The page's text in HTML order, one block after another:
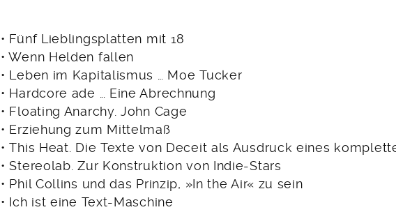
• Fünf Lieblingsplatten mit 18
• Wenn Helden fallen
• Leben im Kapitalismus … Moe Tucker
• Hardcore ade … Eine Abrechnung
• Floating Anarchy. John Cage
• Erziehung zum Mittelmaß
• This Heat. Die Texte von Deceit als Ausdruck eines
• Stereolab. Zur Konstruktion von Indie-Stars
• Phil Collins und das Prinzip, »In the Air« zu sein
• Ich ist eine Text-Maschine